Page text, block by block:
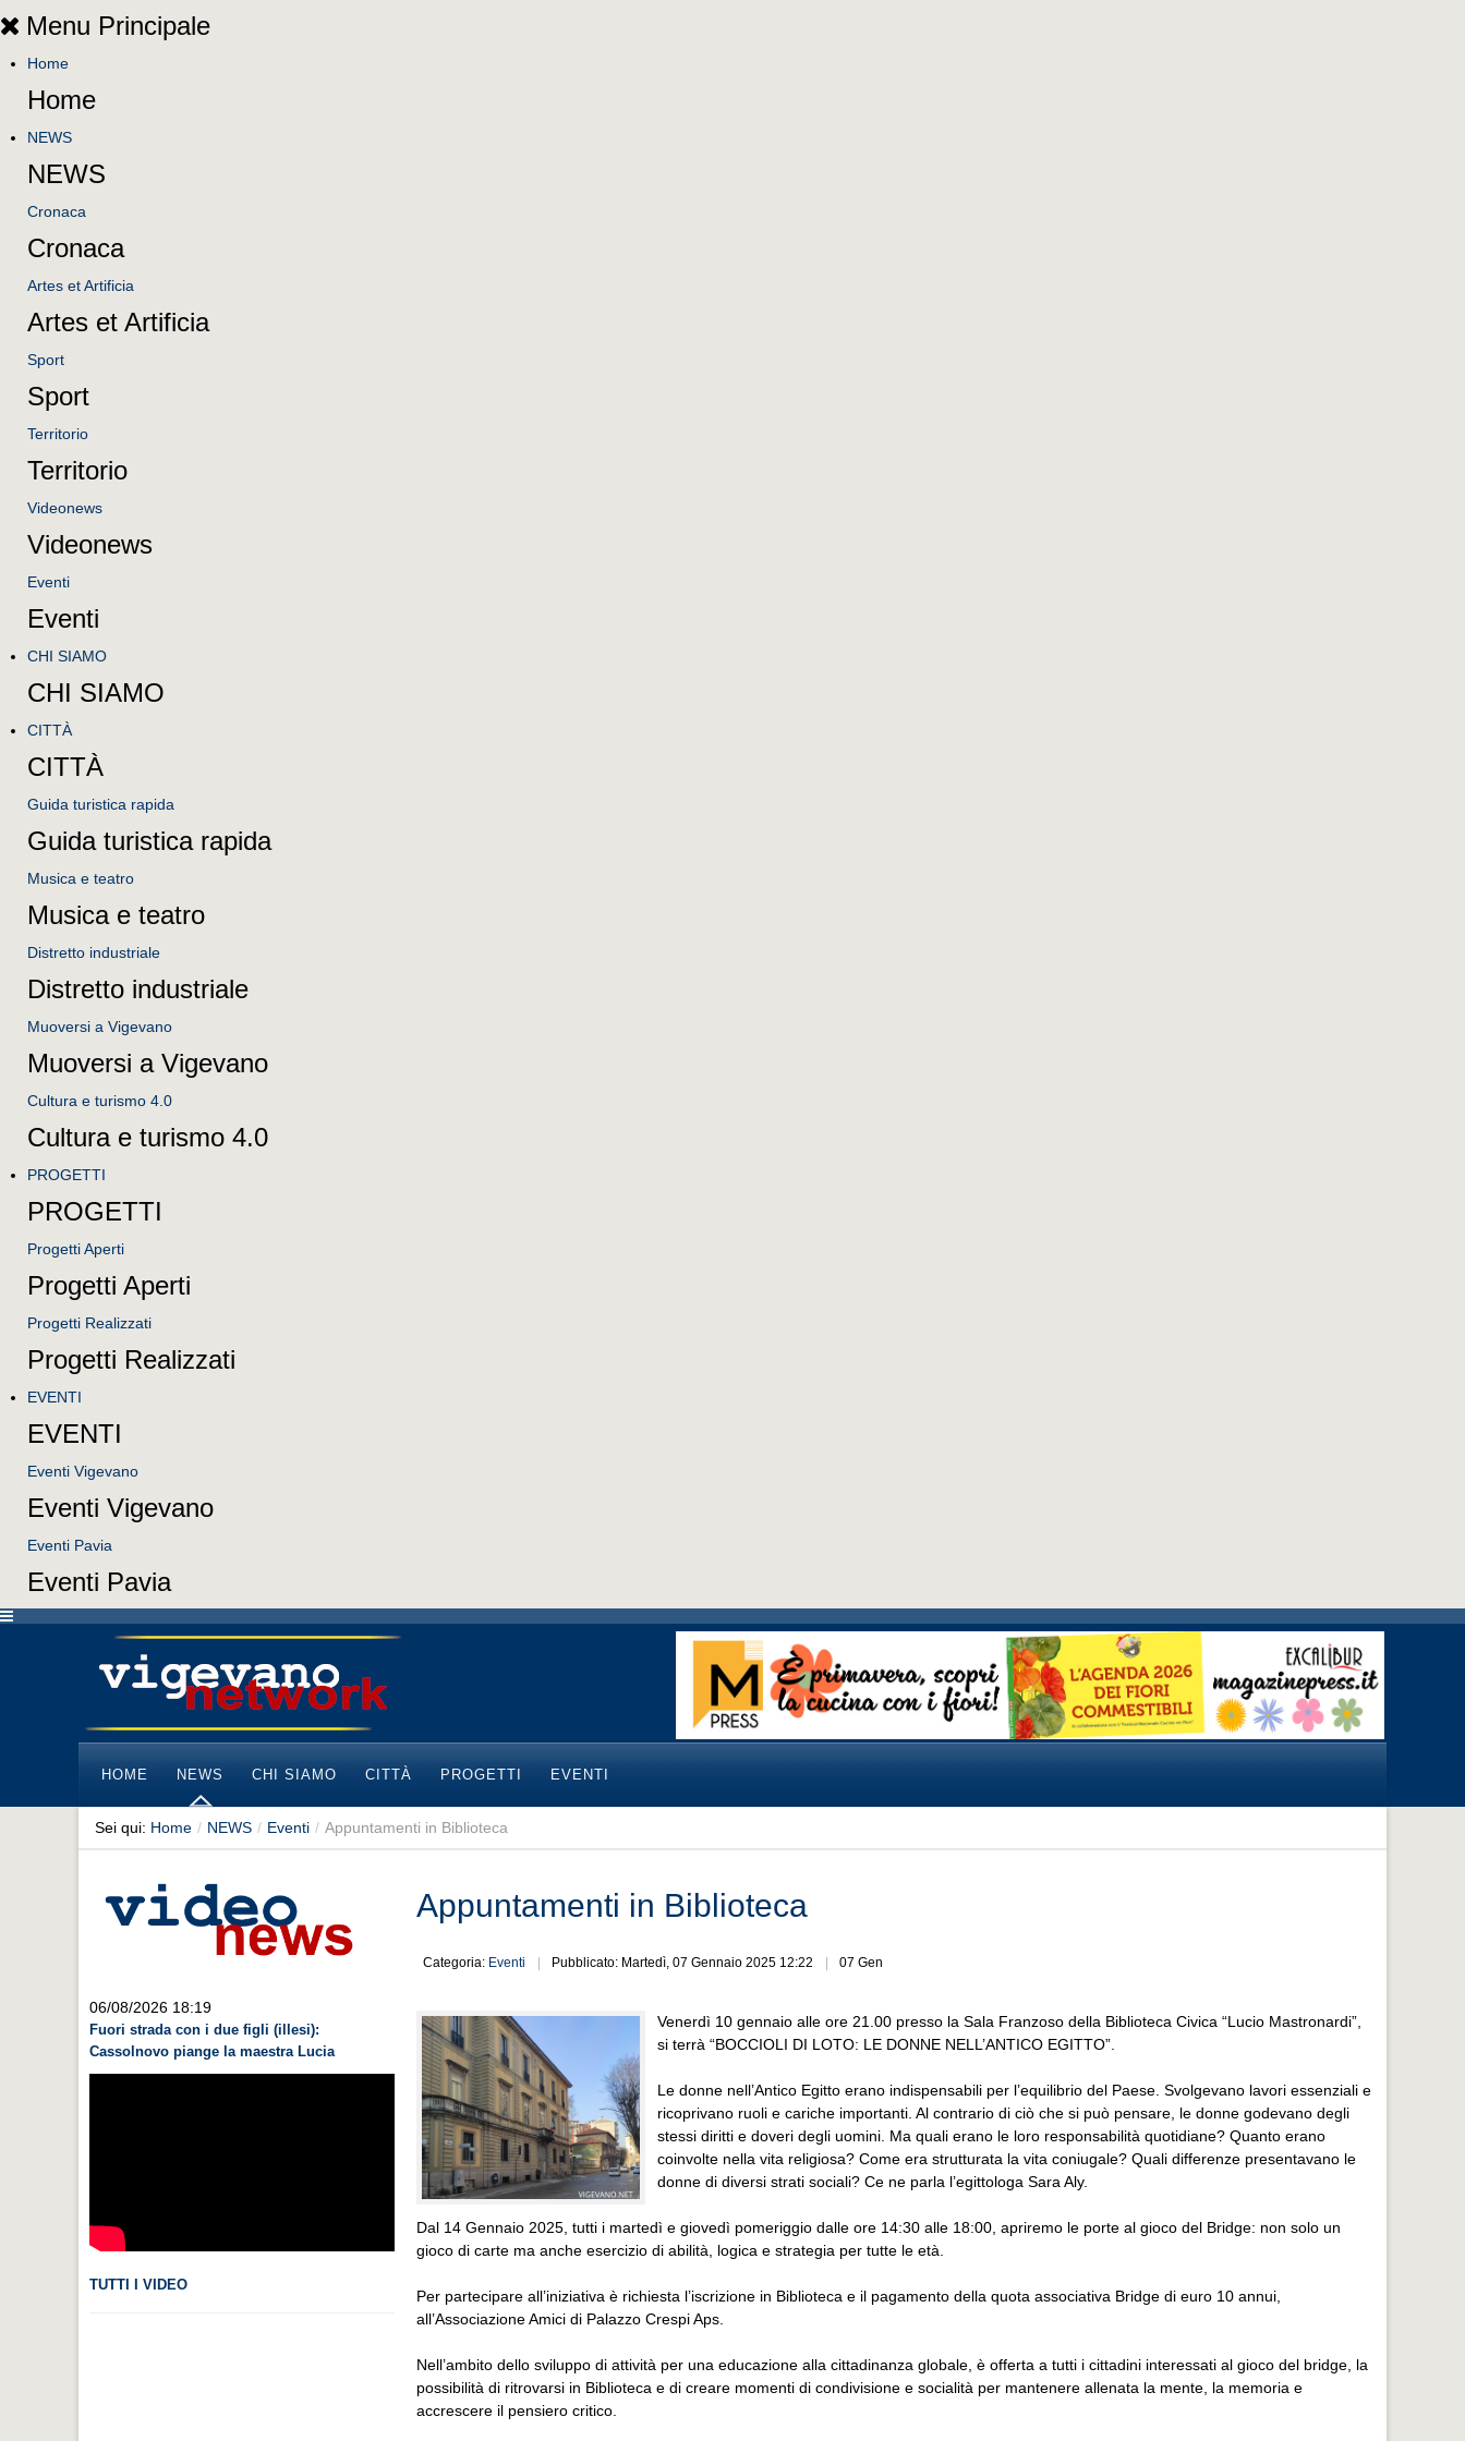
Menu Principale
Home
Home
NEWS
NEWS
Cronaca
Cronaca
Artes et Artificia
Artes et Artificia
Sport
Sport
Territorio
Territorio
Videonews
Videonews
Eventi
Eventi
CHI SIAMO
CHI SIAMO
CITTÀ
CITTÀ
Guida turistica rapida
Guida turistica rapida
Musica e teatro
Musica e teatro
Distretto industriale
Distretto industriale
Muoversi a Vigevano
Muoversi a Vigevano
Cultura e turismo 4.0
Cultura e turismo 4.0
PROGETTI
PROGETTI
Progetti Aperti
Progetti Aperti
Progetti Realizzati
Progetti Realizzati
EVENTI
EVENTI
Eventi Vigevano
Eventi Vigevano
Eventi Pavia
Eventi Pavia
HOME NEWS CHI SIAMO CITTÀ PROGETTI EVENTI
Sei qui: Home / NEWS / Eventi / Appuntamenti in Biblioteca
06/08/2026 18:19
Fuori strada con i due figli (illesi):
Cassolnovo piange la maestra Lucia
TUTTI I VIDEO
Appuntamenti in Biblioteca
Categoria: Eventi Pubblicato: Martedì, 07 Gennaio 2025 12:22 07 Gen
Venerdì 10 gennaio alle ore 21.00 presso la Sala Franzoso della Biblioteca Civica “Lucio Mastronardi”,
si terrà “BOCCIOLI DI LOTO: LE DONNE NELL’ANTICO EGITTO”.
Le donne nell’Antico Egitto erano indispensabili per l’equilibrio del Paese. Svolgevano lavori essenziali e
ricoprivano ruoli e cariche importanti. Al contrario di ciò che si può pensare, le donne godevano degli
stessi diritti e doveri degli uomini. Ma quali erano le loro responsabilità quotidiane? Quanto erano
coinvolte nella vita religiosa? Come era strutturata la vita coniugale? Quali differenze presentavano le
donne di diversi strati sociali? Ce ne parla l’egittologa Sara Aly.
Dal 14 Gennaio 2025, tutti i martedì e giovedì pomeriggio dalle ore 14:30 alle 18:00, apriremo le porte al gioco del Bridge: non solo un
gioco di carte ma anche esercizio di abilità, logica e strategia per tutte le età.
Per partecipare all’iniziativa è richiesta l’iscrizione in Biblioteca e il pagamento della quota associativa Bridge di euro 10 annui,
all’Associazione Amici di Palazzo Crespi Aps.
Nell’ambito dello sviluppo di attività per una educazione alla cittadinanza globale, è offerta a tutti i cittadini interessati al gioco del bridge, la
possibilità di ritrovarsi in Biblioteca e di creare momenti di condivisione e socialità per mantenere allenata la mente, la memoria e
accrescere il pensiero critico.